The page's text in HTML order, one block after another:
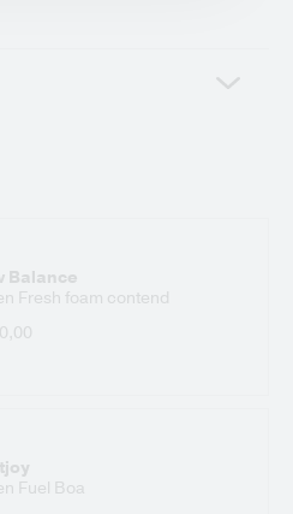
Balance
Fresh foam contend
Fuel Boa